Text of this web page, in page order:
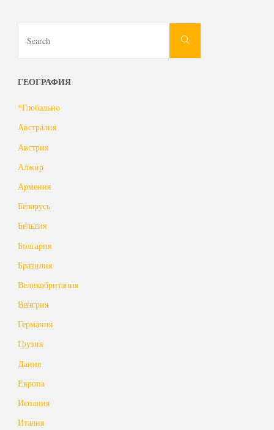
Search
ГЕОГРАФИЯ
*Глобально
Австралия
Австрия
Алжир
Армения
Беларусь
Бельгия
Болгария
Бразилия
Великобритания
Венгрия
Германия
Грузия
Дания
Европа
Испания
Италия